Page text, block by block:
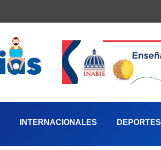
INTERNACIONALES DEPORTES